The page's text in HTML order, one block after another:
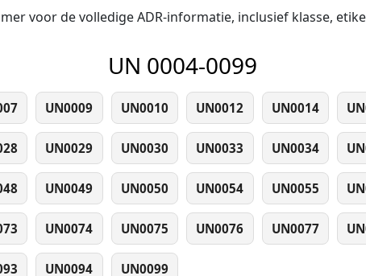
voor de volledige ADR-informatie, inclusief klasse,
UN 0004-0099
UN0009 UN0010 UN0012 UN0014
UN0029 UN0030 UN0033 UN0034
UN0049 UN0050 UN0054 UN0055
UN0074 UN0075 UN0076 UN0077
UN0094 UN0099